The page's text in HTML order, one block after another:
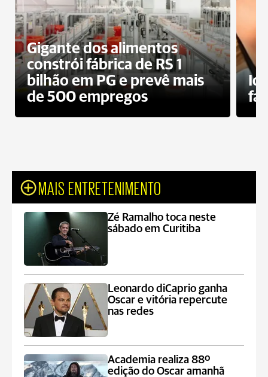
Gigante dos alimentos
constrói fábrica de RS 1
bilhão em PG e prevê mais
de 500 empregos
MAIS ENTRETENIMENTO
Zé Ramalho toca neste
sábado em Curitiba
Leonardo diCaprio ganha
Oscar e vitória repercute
nas redes
Academia realiza 88º
edição do Oscar amanhã